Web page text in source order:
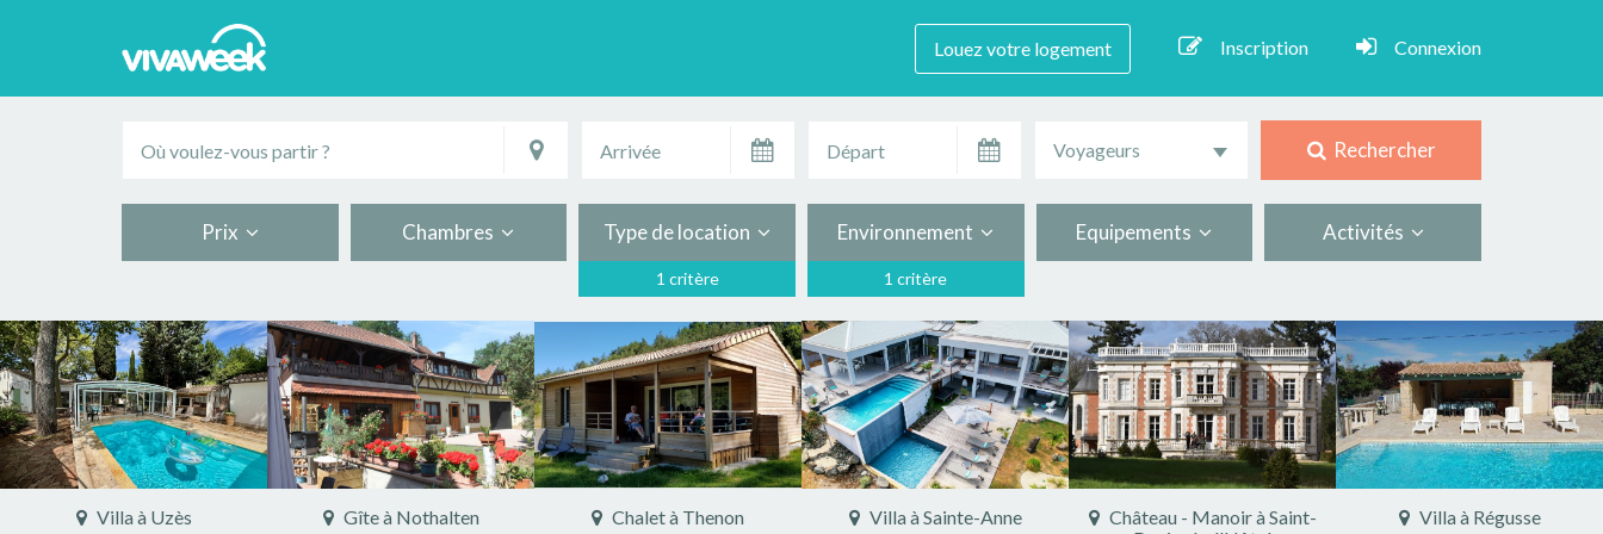
Louez votre logement Inscription Connexion
Voyageurs Rechercher
Prix Chambres Type de location
1 critère
Environnement
1 critère
Equipements Activités
Villa à Uzès Gîte à Nothalten Chalet à Thenon Villa à Sainte-Anne
Château - Manoir à Saint-
Villa à Régusse